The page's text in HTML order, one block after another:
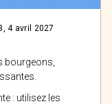
4 avril 2027
bourgeons,
: utilisez les